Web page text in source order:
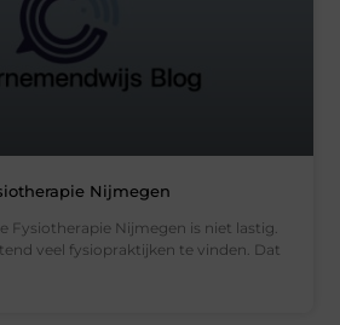
Nijmegen
Fysiotherapie Nijmegen is niet lastig.
veel fysiopraktijken te vinden. Dat